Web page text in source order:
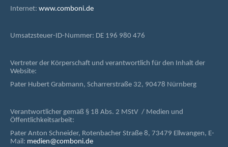
Internet: www.comboni.de
Umsatzsteuer-ID-Nummer: DE 196 980 476
Vertreter der Körperschaft und verantwortlich für den Inhalt der
Website:
Pater Hubert Grabmann, Scharrerstraße 32, 90478 Nürnberg
Verantwortlicher gemäß § 18 Abs. 2 MStV / Medien und
Öffentlichkeitsarbeit:
Pater Anton Schneider, Rotenbacher Straße 8, 73479 Ellwangen, E-
Mail: medien@comboni.de